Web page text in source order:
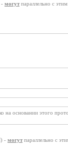
- могутпараллельно с
на основании этого
- могутпараллельно с